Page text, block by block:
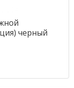
черный